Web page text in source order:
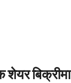
शेयर बिक्रीमा